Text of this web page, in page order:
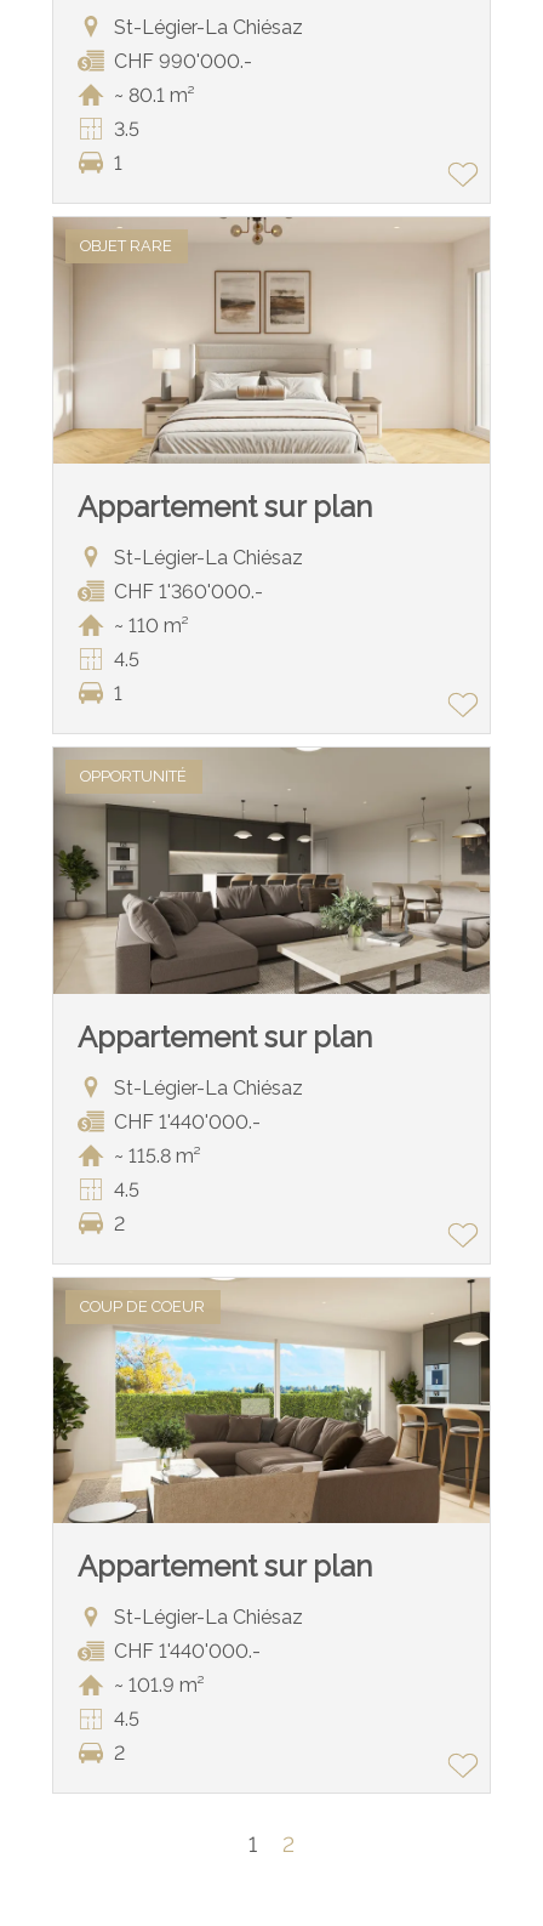
St-Légier-La Chiésaz
CHF 990'000.-
~ 80.1 m²
3.5
1
OBJET RARE
Appartement sur plan
St-Légier-La Chiésaz
CHF 1'360'000.-
~ 110 m²
4.5
1
OPPORTUNITÉ
Appartement sur plan
St-Légier-La Chiésaz
CHF 1'440'000.-
~ 115.8 m²
4.5
2
COUP DE COEUR
Appartement sur plan
St-Légier-La Chiésaz
CHF 1'440'000.-
~ 101.9 m²
4.5
2
1 2